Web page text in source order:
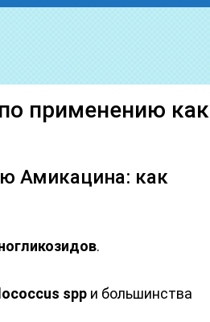
применению как
Амикацина: как
.
spp и большинства